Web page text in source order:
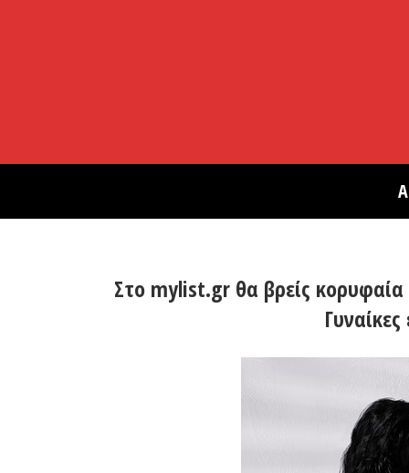
Στο mylist.gr θα βρείς κορυφαία